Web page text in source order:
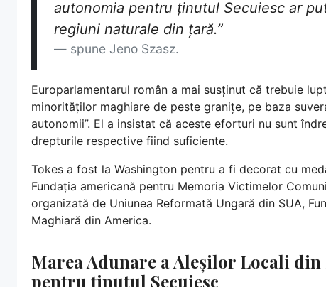
autonomia pentru ținutul Secuiesc ar
regiuni naturale din țară.”
spune Jeno Szasz.
Europarlamentarul român a mai susținut că trebuie
minorităților maghiare de peste granițe, pe baza
autonomii”. El a insistat că aceste eforturi nu sunt
drepturile respective fiind suficiente.
Tokes a fost la Washington pentru a fi decorat cu
Fundația americană pentru Memoria Victimelor
organizată de Uniunea Reformată Ungară din SUA,
Maghiară din America.
Marea Adunare a Aleșilor Locali
pentru ținutul Secuiesc